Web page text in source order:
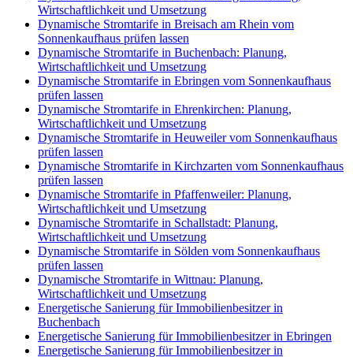
Wirtschaftlichkeit und Umsetzung
Dynamische Stromtarife in Breisach am Rhein vom
Sonnenkaufhaus prüfen lassen
Dynamische Stromtarife in Buchenbach: Planung,
Wirtschaftlichkeit und Umsetzung
Dynamische Stromtarife in Ebringen vom Sonnenkaufhaus
prüfen lassen
Dynamische Stromtarife in Ehrenkirchen: Planung,
Wirtschaftlichkeit und Umsetzung
Dynamische Stromtarife in Heuweiler vom Sonnenkaufhaus
prüfen lassen
Dynamische Stromtarife in Kirchzarten vom Sonnenkaufhaus
prüfen lassen
Dynamische Stromtarife in Pfaffenweiler: Planung,
Wirtschaftlichkeit und Umsetzung
Dynamische Stromtarife in Schallstadt: Planung,
Wirtschaftlichkeit und Umsetzung
Dynamische Stromtarife in Sölden vom Sonnenkaufhaus
prüfen lassen
Dynamische Stromtarife in Wittnau: Planung,
Wirtschaftlichkeit und Umsetzung
Energetische Sanierung für Immobilienbesitzer in
Buchenbach
Energetische Sanierung für Immobilienbesitzer in Ebringen
Energetische Sanierung für Immobilienbesitzer in